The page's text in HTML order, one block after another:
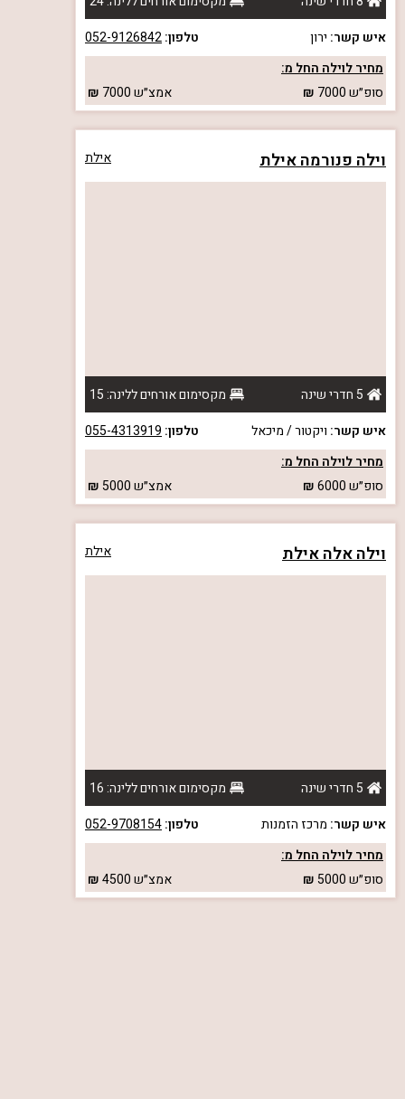
איש קשר: ירון טלפון:052-9126842
מחיר לוילה החל מ:
סופ״ש7000 אמצ״ש7000
וילה פנורמה אילת אילת
5 חדרי שינה
מקסימום אורחים ללינה: 15
איש קשר: ויקטור / מיכאל טלפון: 055-4313919
מחיר לוילה החל מ:
סופ״ש6000 אמצ״ש5000
וילה אלה אילת אילת
5 חדרי שינה
מקסימום אורחים ללינה: 16
איש קשר: מרכז הזמנות טלפון:052-9708154
מחיר לוילה החל מ:
סופ״ש5000 אמצ״ש4500